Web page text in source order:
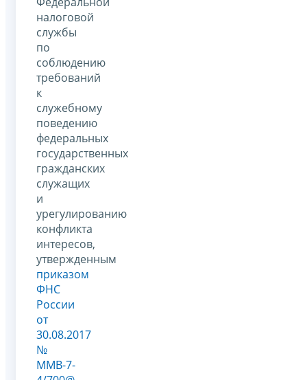
налоговой
службы
по
соблюдению
требований
к
служебному
поведению
федеральных
государственных
гражданских
служащих
и
урегулированию
конфликта
интересов,
утвержденным
приказом
ФНС
России
от
30.08.2017
№
ММВ-7-